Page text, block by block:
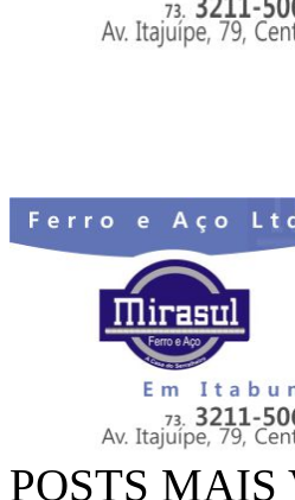
POSTS MAIS